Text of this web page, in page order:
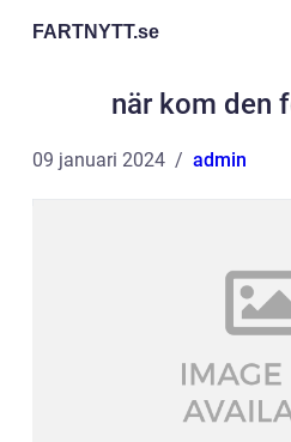
FARTNYTT.se
när kom den
09 januari 2024 admin